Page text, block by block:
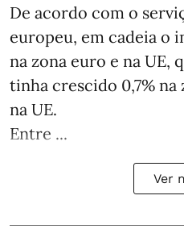
De acordo com o
europeu, em cadeia o
na zona euro e na UE,
tinha crescido 0,7% na
na UE.
Entre ...
Ver